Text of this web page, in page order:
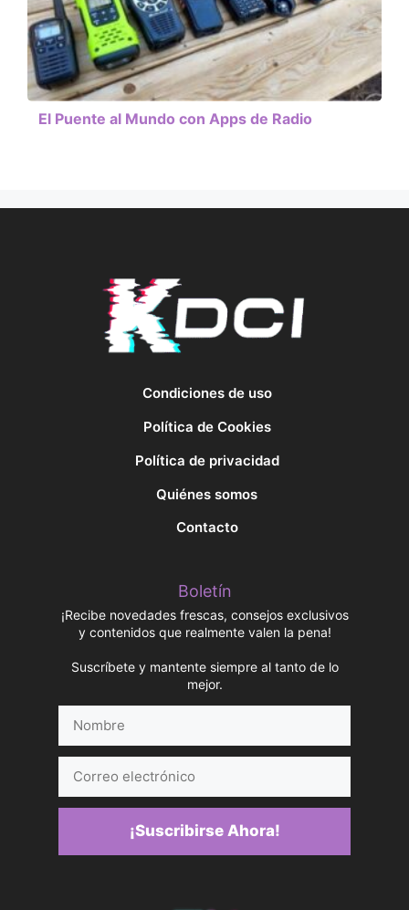
El Puente al Mundo con Apps de Radio
Condiciones de uso
Política de Cookies
Política de privacidad
Quiénes somos
Contacto
Boletín
¡Recibe novedades frescas, consejos exclusivos
y contenidos que realmente valen la pena!
Suscríbete y mantente siempre al tanto de lo
mejor.
electrónico
¡Suscribirse Ahora!